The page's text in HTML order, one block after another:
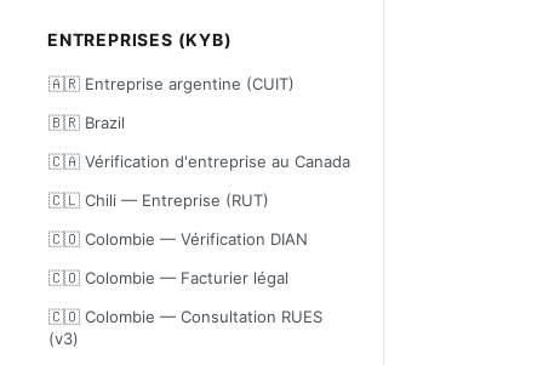
ENTREPRISES (KYB)
🇦🇷 Entreprise argentine (CUIT)
🇧🇷 Brazil
🇨🇦 Vérification d'entreprise au Canada
🇨🇱 Chili — Entreprise (RUT)
🇨🇴 Colombie — Vérification DIAN
🇨🇴 Colombie — Facturier légal
🇨🇴 Colombie — Consultation RUES
(v3)